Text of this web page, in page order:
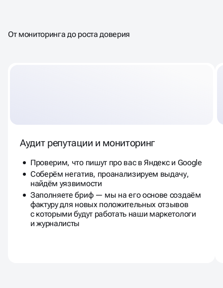
SERM-ПРОДВИЖЕНИЕ
От мониторинга до роста доверия
Аудит репутации и мониторинг
Проверим, что пишут про вас в Яндекс и Google
Соберём негатив, проанализируем выдачу,
найдём уязвимости
Заполняете бриф — мы на его основе создаём
фактуру для новых положительных отзывов
с которыми будут работать наши маркетологи
и журналисты